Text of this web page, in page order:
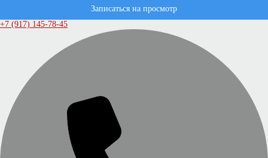
Записаться на просмотр
+7 (917) 145-78-45